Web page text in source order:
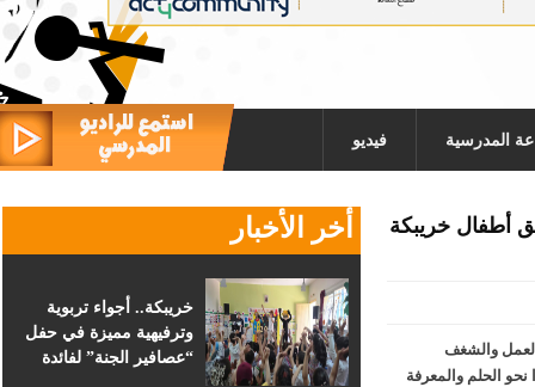
المدرسية فيديو
أخر الأخبار
خريبكة.. أجواء تربوية
وترفيهية مميزة في حفل
“عصافير الجنة” لفائدة
أطفال خريبكة
والشغف
الحلم والمعرفة